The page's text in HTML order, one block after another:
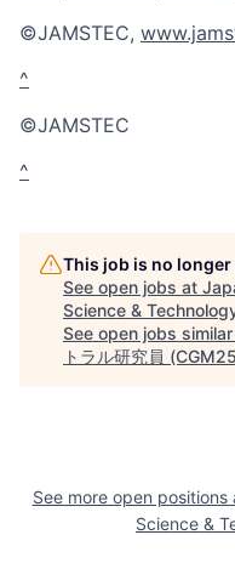
©JAMSTEC,
^
©JAMSTEC
^
This job is no
See open jobs at
Science &
See open jobs
トラル研究員
See more open positions
Science &